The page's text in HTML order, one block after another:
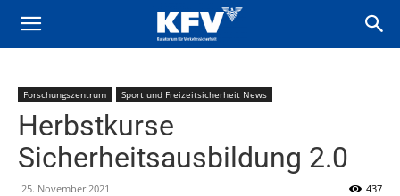
Forschungszentrum Sport und Freizeitsicherheit News
Herbstkurse
Sicherheitsausbildung 2.0
25. November 2021 437